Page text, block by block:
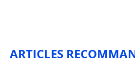
ARTICLES